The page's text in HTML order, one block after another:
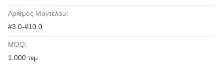
Αριθμός Μοντέλου:
#3.0-#10.0
MOQ:
1.000 τεμ